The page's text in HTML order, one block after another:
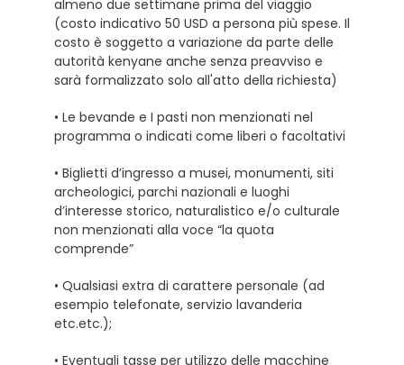
almeno due settimane prima del viaggio
(costo indicativo 50 USD a persona più spese. Il
costo è soggetto a variazione da parte delle
autorità kenyane anche senza preavviso e
sarà formalizzato solo all'atto della richiesta)
• Le bevande e I pasti non menzionati nel
programma o indicati come liberi o facoltativi
• Biglietti d’ingresso a musei, monumenti, siti
archeologici, parchi nazionali e luoghi
d’interesse storico, naturalistico e/o culturale
non menzionati alla voce “la quota
comprende”
• Qualsiasi extra di carattere personale (ad
esempio telefonate, servizio lavanderia
etc.etc.);
• Eventuali tasse per utilizzo delle macchine